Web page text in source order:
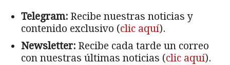
Telegram: Recibe nuestras noticias y
contenido exclusivo (clic aquí).
Newsletter: Recibe cada tarde un correo
con nuestras últimas noticias (clic aquí).